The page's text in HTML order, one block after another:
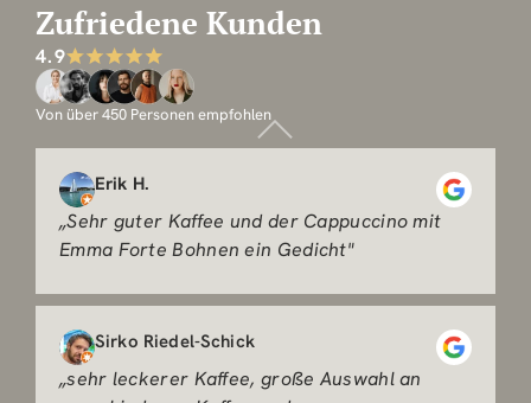
Zufriedene Kunden
4.9
Von über 450 Personen empfohlen
Erik H.
„Sehr guter Kaffee und der Cappuccino mit
Emma Forte Bohnen ein Gedicht"
Sirko Riedel-Schick
„sehr leckerer Kaffee, große Auswahl an